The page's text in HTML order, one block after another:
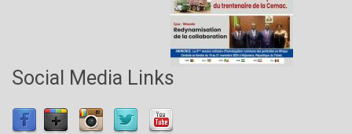
Social Media Links